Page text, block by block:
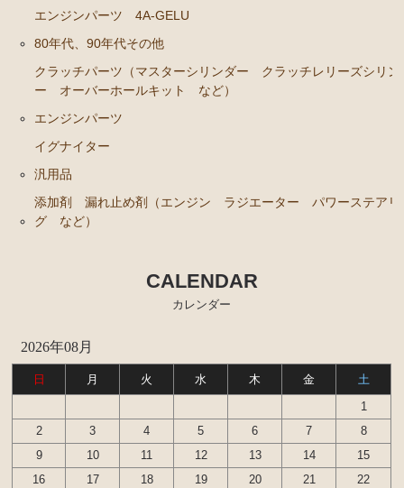
エンジンパーツ 4A-GELU
80年代、90年代その他
クラッチパーツ（マスターシリンダー クラッチレリーズシリン
ー オーバーホールキット など）
エンジンパーツ
イグナイター
汎用品
添加剤 漏れ止め剤（エンジン ラジエーター パワーステアリ
グ など）
CALENDAR
カレンダー
2026年08月
日 月 火 水 木 金
土
1
2
3 4 5 6 7
8
9
10 11 12 13 14
15
16
17 18 19 20 21
22